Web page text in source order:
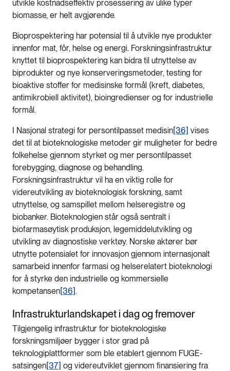
utvikle kostnadseffektiv prosessering av ulike typer
biomasse, er helt avgjørende.
Bioprospektering har potensial til å utvikle nye produkter
innenfor mat, fôr, helse og energi. Forskningsinfrastruktur
knyttet til bioprospektering kan bidra til utnyttelse av
biprodukter og nye konserveringsmetoder, testing for
bioaktive stoffer for medisinske formål (kreft, diabetes,
antimikrobiell aktivitet), bioingredienser og for industrielle
formål.
I Nasjonal strategi for persontilpasset medisin[36] vises
det til at bioteknologiske metoder gir muligheter for bedre
folkehelse gjennom styrket og mer persontilpasset
forebygging, diagnose og behandling.
Forskningsinfrastruktur vil ha en viktig rolle for
videreutvikling av bioteknologisk forskning, samt
utnyttelse, og samspillet mellom helseregistre og
biobanker. Bioteknologien står også sentralt i
biofarmasøytisk produksjon, legemiddelutvikling og
utvikling av diagnostiske verktøy. Norske aktører bør
utnytte potensialet for innovasjon gjennom internasjonalt
samarbeid innenfor farmasi og helserelatert bioteknologi
for å styrke den industrielle og kommersielle
kompetansen[36].
Infrastrukturlandskapet i dag og fremover
Tilgjengelig infrastruktur for bioteknologiske
forskningsmiljøer bygger i stor grad på
teknologiplattformer som ble etablert gjennom FUGE-
satsingen[37] og videreutviklet gjennom finansiering fra